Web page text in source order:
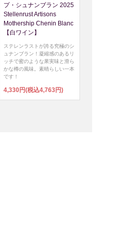
プ・シュナンブラン 2025
Stellenrust Artisons
Mothership Chenin Blanc
【白ワイン】
ステレンラストが誇る究極のシ
ュナンブラン！凝縮感のあるリ
ッチで蜜のような果実味と滑ら
かな樽の風味。素晴らしい一本
です！
4,330円(税込4,763円)